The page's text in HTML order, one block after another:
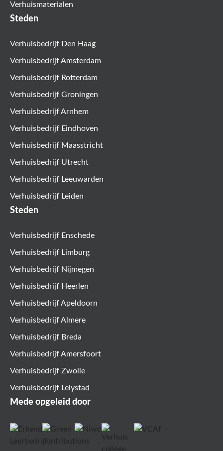
Verhuismaterialen
Steden
Verhuisbedrijf Den Haag
Verhuisbedrijf Amsterdam
Verhuisbedrijf Rotterdam
Verhuisbedrijf Groningen
Verhuisbedrijf Arnhem
Verhuisbedrijf Eindhoven
Verhuisbedrijf Maasstricht
Verhuisbedrijf Utrecht
Verhuisbedrijf Leeuwarden
Verhuisbedrijf Leiden
Steden
Verhuisbedrijf Enschede
Verhuisbedrijf Limburg
Verhuisbedrijf Nijmegen
Verhuisbedrijf Heerlen
Verhuisbedrijf Apeldoorn
Verhuisbedrijf Almere
Verhuisbedrijf Breda
Verhuisbedrijf Amersfoort
Verhuisbedrijf Zwolle
Verhuisbedrijf Lelystad
Mede opgeleid door